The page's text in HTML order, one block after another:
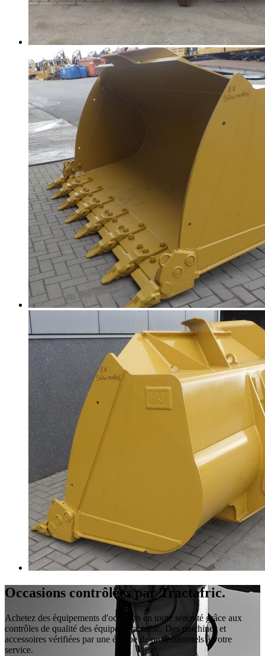
Occasions contrôlées par Tractafric.
Achetez des équipements d'occasion en toute sérénité grâce aux
contrôles de qualité des équipes Tractafric. Des machines et
accessoires vérifiées par une équipe de professionnels à votre
service.